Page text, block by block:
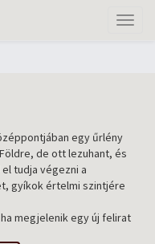
egy űrlény
de ott lezuhant, és
tudja végezni a
gyíkok értelmi szintjére
megjelenik egy új felirat